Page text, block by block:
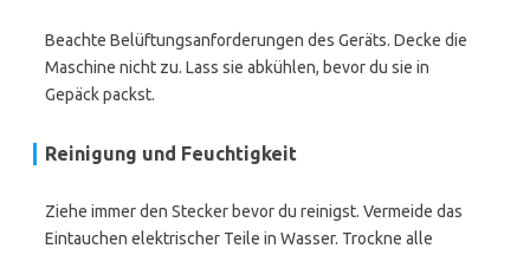
Beachte Belüftungsanforderungen des Geräts. Decke die
Maschine nicht zu. Lass sie abkühlen, bevor du sie in
Gepäck packst.
Reinigung und Feuchtigkeit
Ziehe immer den Stecker bevor du reinigst. Vermeide das
Eintauchen elektrischer Teile in Wasser. Trockne alle